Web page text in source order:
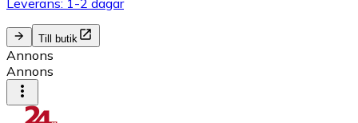
Leverans: 1-2 dagar
Till butik
Annons
Annons